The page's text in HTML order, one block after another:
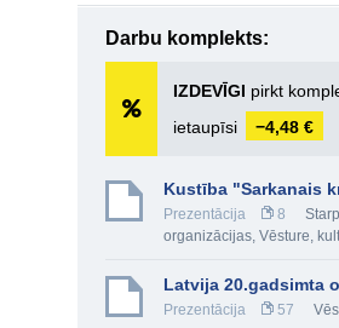
Darbu komplekts:
IZDEVĪGI pirkt
ietaupīsi
−4,48 €
Kustība "Sarkanais
Prezentācija 8
organizācijas, Vēsture,
Latvija 20.gadsimta
Prezentācija 57